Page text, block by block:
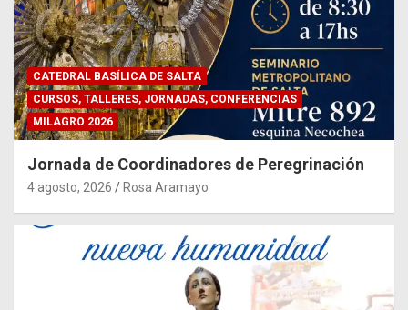
CATEDRAL BASÍLICA DE SALTA
CURSOS, TALLERES, JORNADAS, CONFERENCIAS
MILAGRO 2026
Jornada de Coordinadores de Peregrinación
4 agosto, 2026 Rosa Aramayo